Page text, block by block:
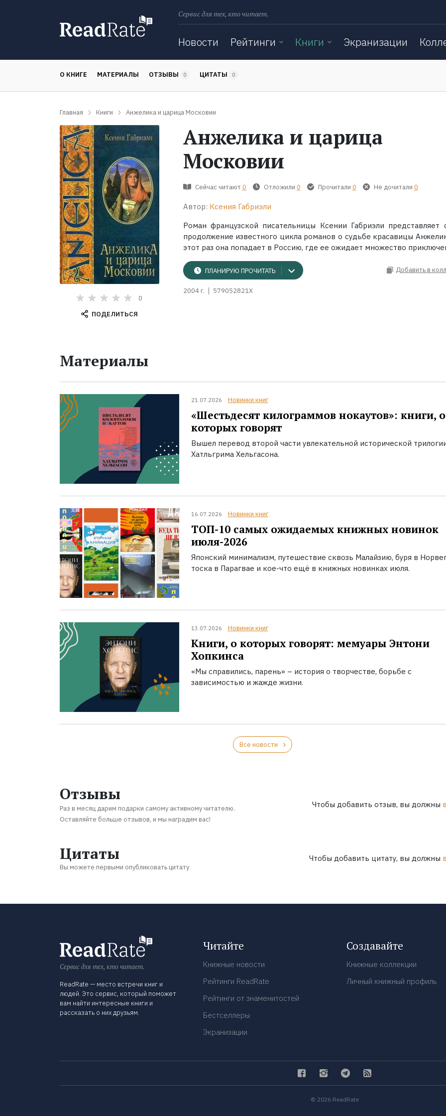
Сервис для тех, кто читает.
Новости Рейтинги Книги Экранизации
О КНИГЕ МАТЕРИАЛЫ ОТЗЫВЫ 0 ЦИТАТЫ 0
Главная Книги Анжелика и царица Московии
0
ПОДЕЛИТЬСЯ
Анжелика и царица
Московии
Сейчас читают 0 Отложили 0 Прочитали 0 Не дочитали 0
Автор: Ксения Габриэли
Роман французской писательницы Ксении Габриэли представляет
продолжение известного цикла романов о судьбе красавицы
этот раз она попадает в Россию, где ее ожидает множество
ПЛАНИРУЮ ПРОЧИТАТЬ Добавить в
2004 г. 579052821X
Материалы
21.07.2026 Новинки книг
«Шестьдесят килограммов нокаутов»: книги, о
которых говорят
Вышел перевод второй части увлекательной исторической
Хатльгрима Хельгасона.
16.07.2026 Новинки книг
ТОП-10 самых ожидаемых книжных новинок
июля-2026
Японский минимализм, путешествие сквозь Малайзию, буря в
тоска в Парагвае и кое-что ещё в книжных новинках июля.
13.07.2026 Новинки книг
Книги, о которых говорят: мемуары Энтони
Хопкинса
«Мы справились, парень» – история о творчестве, борьбе с
зависимостью и жажде жизни.
Все новости
Отзывы
Раз в месяц дарим подарки самому активному читателю.
Оставляйте больше отзывов, и мы наградим вас!
Чтобы добавить отзыв, вы должны
Цитаты
Вы можете первыми опубликовать цитату
Чтобы добавить цитату, вы должны
Сервис для тех, кто читает.
ReadRate — место встречи книг и
людей. Это сервис, который поможет
вам найти интересные книги и
рассказать о них друзьям.
Читайте
Книжные новости
Рейтинги ReadRate
Рейтинги от знаменитостей
Бестселлеры
Экранизации
Создавайте
Книжные коллекции
Личный книжный профиль
© 2026 ReadRate